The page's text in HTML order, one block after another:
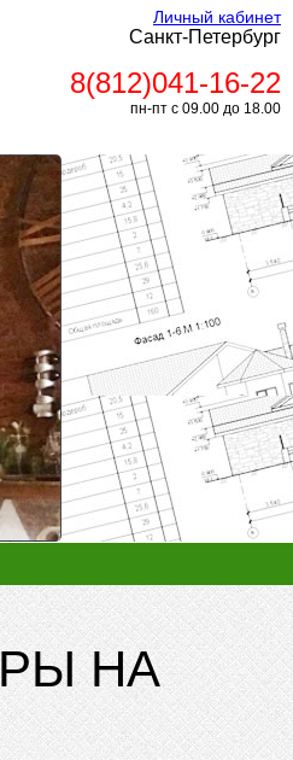
Личный кабинет
Санкт-Петербург
8(812)041-16-22
пн-пт с 09.00 до 18.00
НА